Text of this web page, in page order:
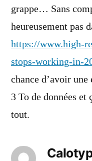
grappe… Sans
heureusement pas
https://www.high-
stops-working-in-
chance d’avoir
3 To de données
tout.